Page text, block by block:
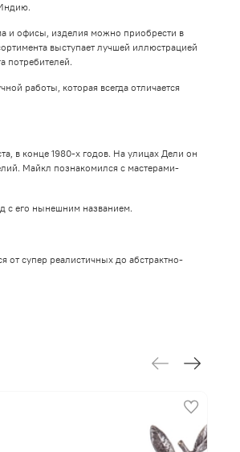
и офисы, изделия можно приобрести в
выступает лучшей иллюстрацией
потребителей.
работы, которая всегда отличается
в конце 1980-х годов. На улицах Дели он
Майкл познакомился с мастерами-
с его нынешним названием.
супер реалистичных до абстрактно-